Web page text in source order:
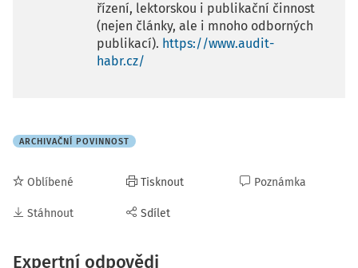
řízení, lektorskou i publikační činnost
(nejen články, ale i mnoho odborných
publikací). https://www.audit-
habr.cz/
ARCHIVAČNÍ POVINNOST
Oblíbené
Stáhnout
Tisknout
Sdílet
Poznámka
Expertní odpovědi